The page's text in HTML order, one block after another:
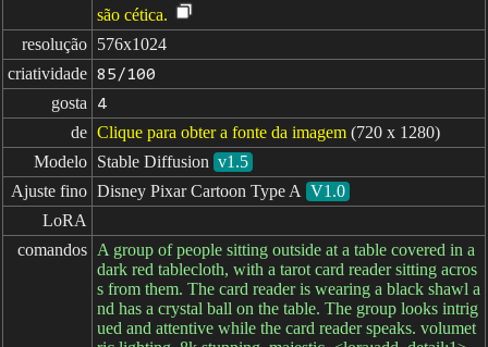
são cética.
resolução 576x1024
criatividade 85/100
gosta 4
de Clique para obter a fonte da imagem (720 x 1280)
Modelo Stable Diffusion v1.5
Ajuste fino Disney Pixar Cartoon Type A V1.0
LoRA
comandos A group of people sitting outside at a table covered in a
dark red tablecloth, with a tarot card reader sitting acros
s from them. The card reader is wearing a black shawl a
nd has a crystal ball on the table. The group looks intrig
ued and attentive while the card reader speaks. volumet